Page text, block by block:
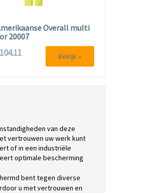
Overall multi
20007
Bekijk »
van deze
vertrouwen uw werk kunt
of in een industriële
optimale bescherming
bent tegen diverse
u met vertrouwen en